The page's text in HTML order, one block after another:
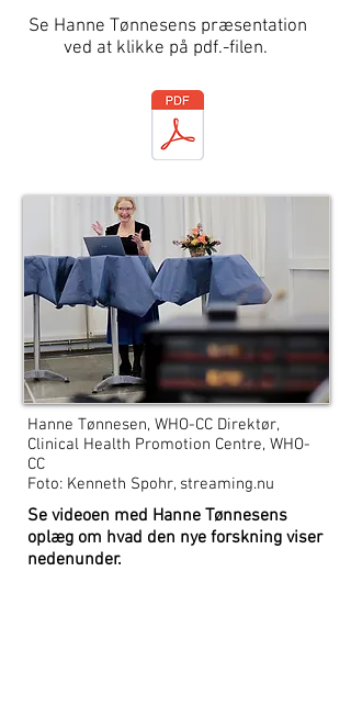
Se Hanne Tønnesens præsentation
ved at klikke på pdf.-filen.
Hanne Tønnesen, WHO-CC Direktør,
Clinical Health Promotion Centre, WHO-
CC
Foto: Kenneth Spohr, streaming.nu
Se videoen med Hanne Tønnesens
oplæg om hvad den nye forskning viser
nedenunder.